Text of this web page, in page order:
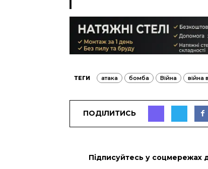
ТЕГИ атака бомба Війна війна
ПОДІЛИТИСЬ
Підписуйтесь у соцмережах